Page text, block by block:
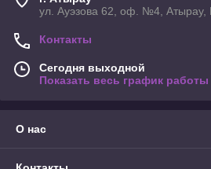
ул. Ауэзова 62, оф. №4, Атырау,
Контакты
Сегодня выходной
Показать весь график работы
О нас